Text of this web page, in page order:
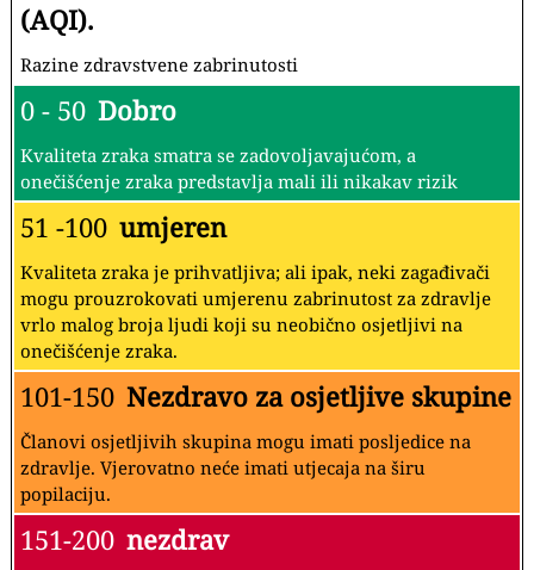
(AQI).
Razine zdravstvene zabrinutosti
0 - 50 Dobro
Kvaliteta zraka smatra se zadovoljavajućom, a
onečišćenje zraka predstavlja mali ili nikakav rizik
51 -100 umjeren
Kvaliteta zraka je prihvatljiva; ali ipak, neki zagađivači
mogu prouzrokovati umjerenu zabrinutost za zdravlje
vrlo malog broja ljudi koji su neobično osjetljivi na
onečišćenje zraka.
101-150 Nezdravo za osjetljive skupine
Članovi osjetljivih skupina mogu imati posljedice na
zdravlje. Vjerovatno neće imati utjecaja na širu
popilaciju.
151-200 nezdrav